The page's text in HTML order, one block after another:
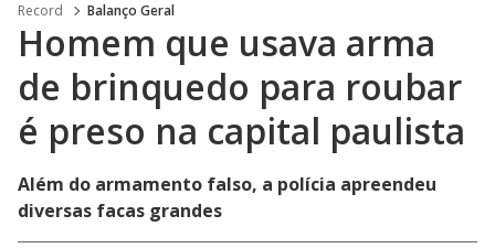
Record Balanço Geral
Homem que usava arma
de brinquedo para roubar
é preso na capital paulista
Além do armamento falso, a polícia apreendeu
diversas facas grandes